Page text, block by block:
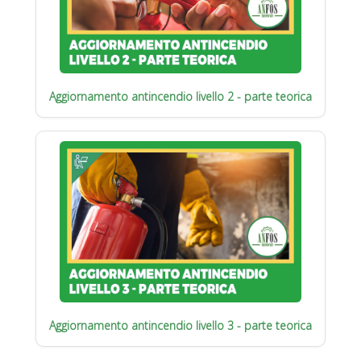
Aggiornamento antincendio livello 2 - parte teorica
Aggiornamento antincendio livello 3 - parte teorica